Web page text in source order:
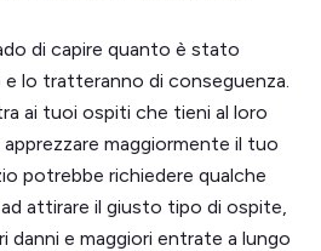
di capire quanto è stato
lo tratteranno di conseguenza.
ai tuoi ospiti che tieni al loro
maggiormente il tuo
potrebbe richiedere qualche
attirare il giusto tipo di ospite,
danni e maggiori entrate a lungo